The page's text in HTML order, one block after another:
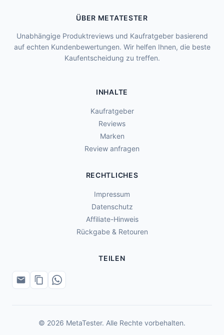
ÜBER METATESTER
Unabhängige Produktreviews und Kaufratgeber basierend
auf echten Kundenbewertungen. Wir helfen Ihnen, die beste
Kaufentscheidung zu treffen.
INHALTE
Kaufratgeber
Reviews
Marken
Review anfragen
RECHTLICHES
Impressum
Datenschutz
Affiliate-Hinweis
Rückgabe & Retouren
TEILEN
© 2026 MetaTester. Alle Rechte vorbehalten.